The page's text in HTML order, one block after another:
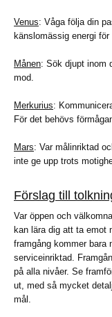
Venus: Våga följa din
känslomässig energi för
Månen: Sök djupt inom
mod.
Merkurius:
För det behövs
Mars: Var målinriktad
inte ge upp trots
Förslag till
Var öppen och
kan lära dig att ta emot
framgång kommer bara
serviceinriktad.
på alla nivåer. Se
ut, med så mycket
mål.